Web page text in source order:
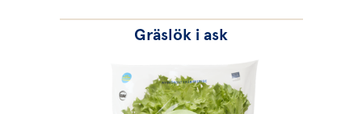
Gräslök i ask